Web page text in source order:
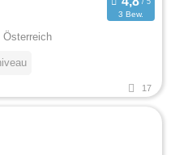
3 Bew.
Österreich
17